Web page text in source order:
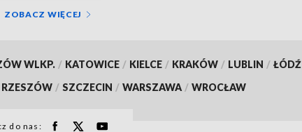
ZOBACZ WIĘCEJ
WLKP. / KATOWICE / KIELCE / KRAKÓW / LUBLIN / ŁÓDŹ
RZESZÓW / SZCZECIN / WARSZAWA / WROCŁAW
do nas: